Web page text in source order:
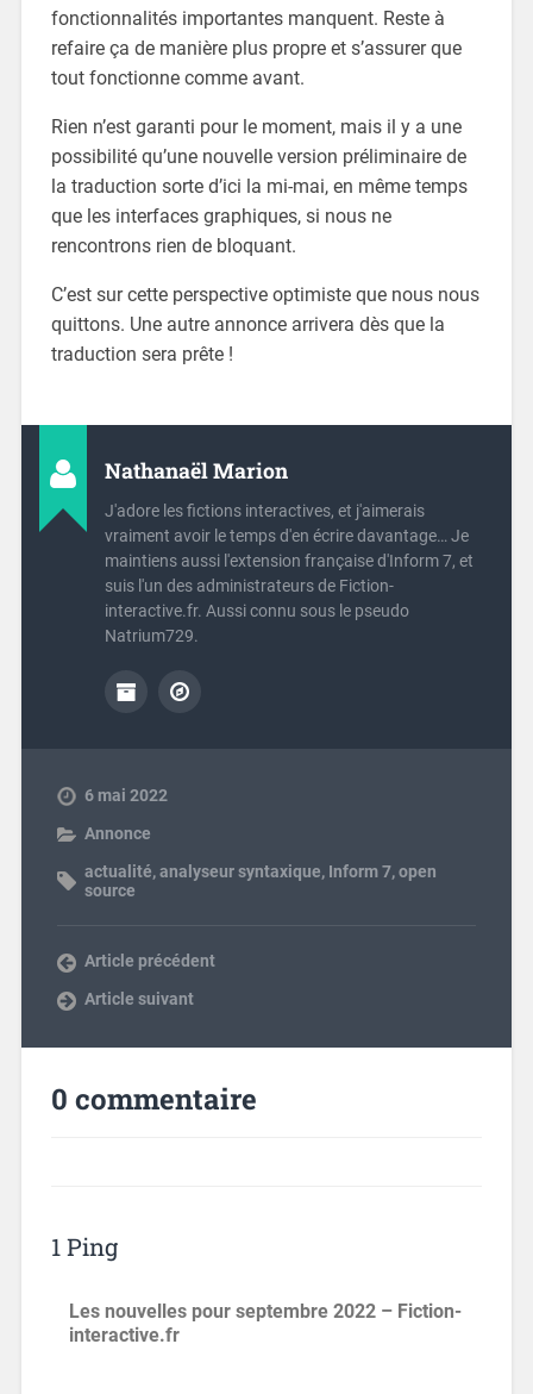
fonctionnalités importantes manquent. Reste à
refaire ça de manière plus propre et s’assurer que
tout fonctionne comme avant.
Rien n’est garanti pour le moment, mais il y a une
possibilité qu’une nouvelle version préliminaire de
la traduction sorte d’ici la mi-mai, en même temps
que les interfaces graphiques, si nous ne
rencontrons rien de bloquant.
C’est sur cette perspective optimiste que nous nous
quittons. Une autre annonce arrivera dès que la
traduction sera prête !
Nathanaël Marion
J'adore les fictions interactives, et j'aimerais
vraiment avoir le temps d'en écrire davantage… Je
maintiens aussi l'extension française d'Inform 7, et
suis l'un des administrateurs de Fiction-
interactive.fr. Aussi connu sous le pseudo
Natrium729.
6 mai 2022
Annonce
actualité,analyseur syntaxique, Inform 7,open
source
Article précédent
Article suivant
0 commentaire
1 Ping
Les nouvelles pour septembre 2022 – Fiction-
interactive.fr